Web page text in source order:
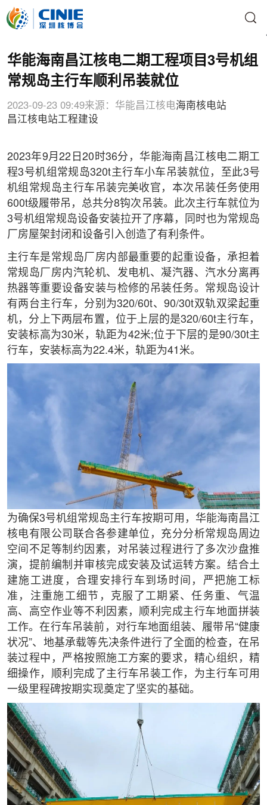
华能海南昌江核电二期工程项目3号机组
常规岛主行车顺利吊装就位
2023-09-23 09:49来源：华能昌江核电海南核电站
昌江核电站工程建设
2023年9月22日20时36分，华能海南昌江核电二期工
程3号机组常规岛320t主行车小车吊装就位，至此3号
机组常规岛主行车吊装完美收官，本次吊装任务使用
600t级履带吊，总共分8钩次吊装。此次主行车就位为
3号机组常规岛设备安装拉开了序幕，同时也为常规岛
厂房屋架封闭和设备引入创造了有利条件。
主行车是常规岛厂房内部最重要的起重设备，承担着
常规岛厂房内汽轮机、发电机、凝汽器、汽水分离再
热器等重要设备安装与检修的吊装任务。常规岛设计
有两台主行车，分别为320/60t、90/30t双轨双梁起重
机，分上下两层布置，位于上层的是320/60t主行车，
安装标高为30米，轨距为42米;位于下层的是90/30t主
行车，安装标高为22.4米，轨距为41米。
为确保3号机组常规岛主行车按期可用，华能海南昌江
核电有限公司联合各参建单位，充分分析常规岛周边
空间不足等制约因素，对吊装过程进行了多次沙盘推
演，提前编制并审核完成安装及试运转方案。结合土
建施工进度，合理安排行车到场时间，严把施工标
准，注重施工细节，克服了工期紧、任务重、气温
高、高空作业等不利因素，顺利完成主行车地面拼装
工作。在行车吊装前，对行车地面组装、履带吊“健康
状况”、地基承载等先决条件进行了全面的检查，在吊
装过程中，严格按照施工方案的要求，精心组织，精
细操作，顺利完成了主行车吊装工作，为主行车可用
一级里程碑按期实现奠定了坚实的基础。